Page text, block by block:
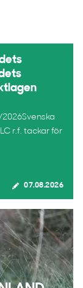
r.f. tackar för
07.08.2026